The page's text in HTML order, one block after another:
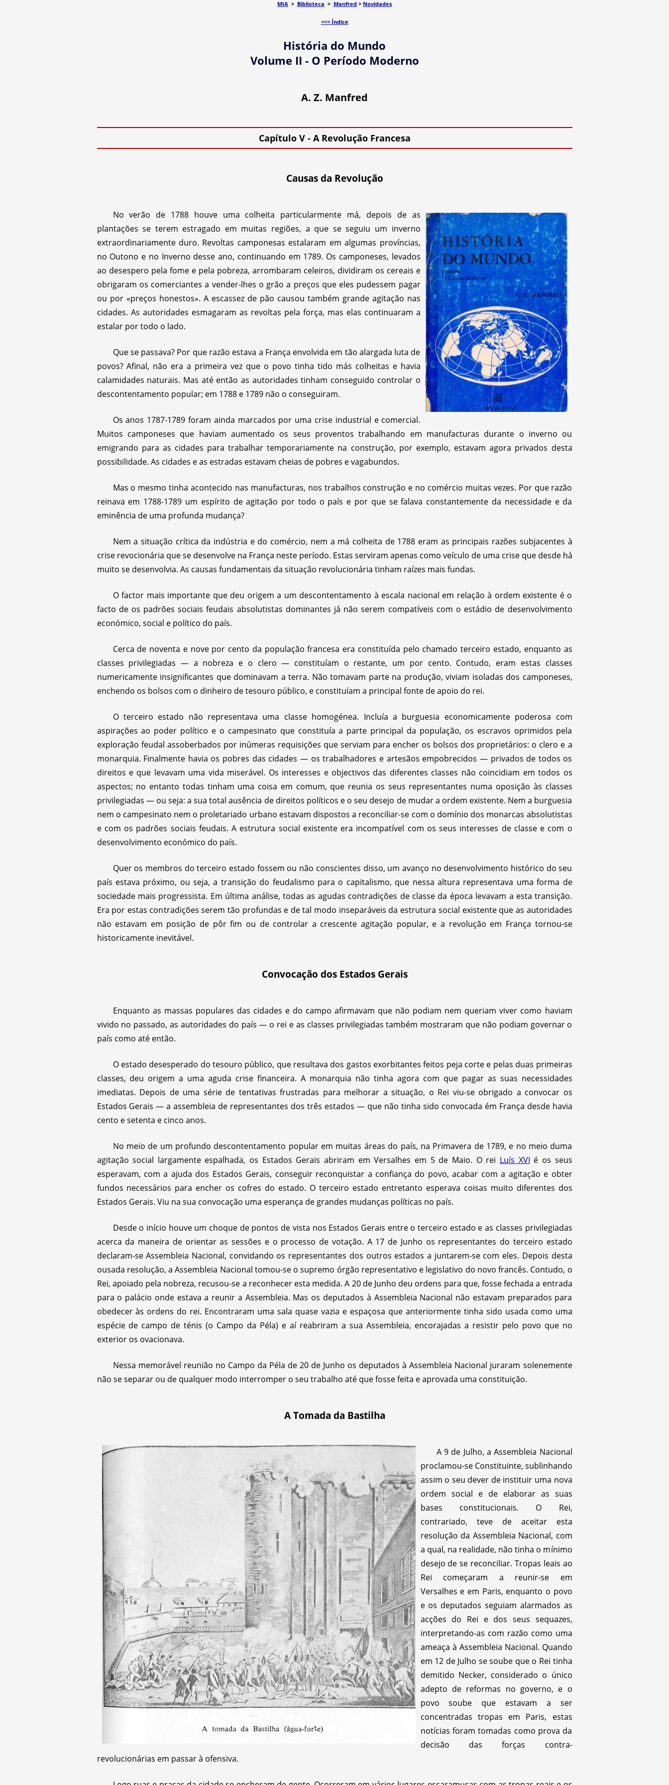
MIA > Biblioteca > Manfred > Novidades
<<< Índice
História do Mundo
Volume II - O Período Moderno
A. Z. Manfred
Capítulo V - A Revolução Francesa
Causas da Revolução
No verão de 1788 houve uma colheita particularmente má, depois de as
plantações se terem estragado em muitas regiões, a que se seguiu um inverno
extraordinariamente duro. Revoltas camponesas estalaram em algumas províncias,
no Outono e no Inverno desse ano, continuando em 1789. Os camponeses, levados
ao desespero pela fome e pela pobreza, arrombaram celeiros, dividiram os cereais e
obrigaram os comerciantes a vender-lhes o grão a preços que eles pudessem pagar
ou por «preços honestos». A escassez de pão causou também grande agitação nas
cidades. As autoridades esmagaram as revoltas pela força, mas elas continuaram a
estalar por todo o lado.
Que se passava? Por que razão estava a França envolvida em tão alargada luta de
povos? Afinal, não era a primeira vez que o povo tinha tido más colheitas e havia
calamidades naturais. Mas até então as autoridades tinham conseguido controlar o
descontentamento popular; em 1788 e 1789 não o conseguiram.
Os anos 1787-1789 foram ainda marcados por uma crise industrial e comercial.
Muitos camponeses que haviam aumentado os seus proventos trabalhando em manufacturas durante o inverno ou
emigrando para as cidades para trabalhar temporariamente na construção, por exemplo, estavam agora privados desta
possibilidade. As cidades e as estradas estavam cheias de pobres e vagabundos.
Mas o mesmo tinha acontecido nas manufacturas, nos trabalhos construção e no comércio muitas vezes. Por que razão
reinava em 1788-1789 um espírito de agitação por todo o país e por que se falava constantemente da necessidade e da
eminência de uma profunda mudança?
Nem a situação crítica da indústria e do comércio, nem a má colheita de 1788 eram as principais razões subjacentes à
crise revocionária que se desenvolve na França neste período. Estas serviram apenas como veículo de uma crise que desde há
muito se desenvolvia. As causas fundamentais da situação revolucionária tinham raízes mais fundas.
O factor mais importante que deu origem a um descontentamento à escala nacional em relação à ordem existente é o
facto de os padrões sociais feudais absolutistas dominantes já não serem compatíveis com o estádio de desenvolvimento
económico, social e político do país.
Cerca de noventa e nove por cento da população francesa era constituída pelo chamado terceiro estado, enquanto as
classes privilegiadas — a nobreza e o clero — constituíam o restante, um por cento. Contudo, eram estas classes
numericamente insignificantes que dominavam a terra. Não tomavam parte na produção, viviam isoladas dos camponeses,
enchendo os bolsos com o dinheiro de tesouro público, e constituíam a principal fonte de apoio do rei.
O terceiro estado não representava uma classe homogénea. Incluía a burguesia economicamente poderosa com
aspirações ao poder político e o campesinato que constituía a parte principal da população, os escravos oprimidos pela
exploração feudal assoberbados por inúmeras requisições que serviam para encher os bolsos dos proprietários: o clero e a
monarquia. Finalmente havia os pobres das cidades — os trabalhadores e artesãos empobrecidos — privados de todos os
direitos e que levavam uma vida miserável. Os interesses e objectivos das diferentes classes não coincidiam em todos os
aspectos; no entanto todas tinham uma coisa em comum, que reunia os seus representantes numa oposição às classes
privilegiadas — ou seja: a sua total ausência de direitos políticos e o seu desejo de mudar a ordem existente. Nem a burguesia
nem o campesinato nem o proletariado urbano estavam dispostos a reconciliar-se com o domínio dos monarcas absolutistas
e com os padrões sociais feudais. A estrutura social existente era incompatível com os seus interesses de classe e com o
desenvolvimento económico do país.
Quer os membros do terceiro estado fossem ou não conscientes disso, um avanço no desenvolvimento histórico do seu
país estava próximo, ou seja, a transição do feudalismo para o capitalismo, que nessa altura representava uma forma de
sociedade mais progressista. Em última análise, todas as agudas contradições de classe da época levavam a esta transição.
Era por estas contradições serem tão profundas e de tal modo inseparáveis da estrutura social existente que as autoridades
não estavam em posição de pôr fim ou de controlar a crescente agitação popular, e a revolução em França tornou-se
historicamente inevitável.
Convocação dos Estados Gerais
Enquanto as massas populares das cidades e do campo afirmavam que não podiam nem queriam viver como haviam
vivido no passado, as autoridades do país — o rei e as classes privilegiadas também mostraram que não podiam governar o
país como até então.
O estado desesperado do tesouro público, que resultava dos gastos exorbitantes feitos peja corte e pelas duas primeiras
classes, deu origem a uma aguda crise financeira. A monarquia não tinha agora com que pagar as suas necessidades
imediatas. Depois de uma série de tentativas frustradas para melhorar a situação, o Rei viu-se obrigado a convocar os
Estados Gerais — a assembleia de representantes dos três estados — que não tinha sido convocada ém França desde havia
cento e setenta e cinco anos.
No meio de um profundo descontentamento popular em muitas áreas do país, na Primavera de 1789, e no meio duma
agitação social largamente espalhada, os Estados Gerais abriram em Versalhes em 5 de Maio. O rei Luís XVI é os seus
esperavam, com a ajuda dos Estados Gerais, conseguir reconquistar a confiança do povo, acabar com a agitação e obter
fundos necessários para encher os cofres do estado. O terceiro estado entretanto esperava coisas muito diferentes dos
Estados Gerais. Viu na sua convocação uma esperança de grandes mudanças políticas no país.
Desde o início houve um choque de pontos de vista nos Estados Gerais entre o terceiro estado e as classes privilegiadas
acerca da maneira de orientar as sessões e o processo de votação. A 17 de Junho os representantes do terceiro estado
declaram-se Assembleia Nacional, convidando os representantes dos outros estados a juntarem-se com eles. Depois desta
ousada resolução, a Assembleia Nacional tomou-se o supremo órgão representativo e legislativo do novo francês. Contudo, o
Rei, apoiado pela nobreza, recusou-se a reconhecer esta medida. A 20 de Junho deu ordens para que, fosse fechada a entrada
para o palácio onde estava a reunir a Assembleia. Mas os deputados à Assembleia Nacional não estavam preparados para
obedecer às ordens do rei. Encontraram uma sala quase vazia e espaçosa que anteriormente tinha sido usada como uma
espécie de campo de ténis (o Campo da Péla) e aí reabriram a sua Assembleia, encorajadas a resistir pelo povo que no
exterior os ovacionava.
Nessa memorável reunião no Campo da Péla de 20 de Junho os deputados à Assembleia Nacional juraram solenemente
não se separar ou de qualquer modo interromper o seu trabalho até que fosse feita e aprovada uma constituição.
A Tomada da Bastilha
A 9 de Julho, a Assembleia Nacional
proclamou-se Constituinte, sublinhando
assim o seu dever de instituir uma nova
ordem social e de elaborar as suas
bases constitucionais. O Rei,
contrariado, teve de aceitar esta
resolução da Assembleia Nacional, com
a qual, na realidade, não tinha o mínimo
desejo de se reconciliar. Tropas leais ao
Rei começaram a reunir-se em
Versalhes e em Paris, enquanto o povo
e os deputados seguiam alarmados as
acções do Rei e dos seus sequazes,
interpretando-as com razão como uma
ameaça à Assembleia Nacional. Quando
em 12 de Julho se soube que o Rei tinha
demitido Necker, considerado o único
adepto de reformas no governo, e o
povo soube que estavam a ser
concentradas tropas em Paris, estas
notícias foram tomadas como prova da
decisão das forças contra-
revolucionárias em passar à ofensiva.